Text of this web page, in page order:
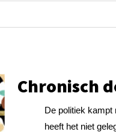
Chronisch
De politiek kampt
heeft het niet